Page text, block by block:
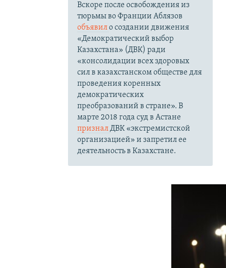
Вскоре после освобождения из
тюрьмы во Франции Аблязов
объявило создании движения
«Демократический выбор
Казахстана» (ДВК) ради
«консолидации всех здоровых
сил в казахстанском обществе для
проведения коренных
демократических
преобразований в стране». В
марте 2018 года суд в Астане
призналДВК «экстремистской
организацией» и запретил ее
деятельность в Казахстане.